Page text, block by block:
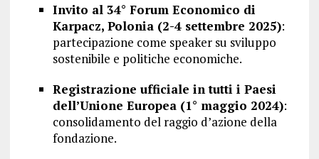
Invito al 34° Forum Economico di
Karpacz, Polonia (2-4 settembre 2025):
partecipazione come speaker su sviluppo
sostenibile e politiche economiche.
Registrazione ufficiale in tutti i Paesi
dell’Unione Europea (1° maggio 2024):
consolidamento del raggio d’azione della
fondazione.